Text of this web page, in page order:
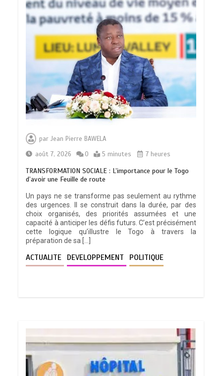
parJean Pierre BAWELA
août 7, 2026
0 5 minutes 7 heures
TRANSFORMATION SOCIALE : L’importance pour le Togo
d’avoir une Feuille de route
Un pays ne se transforme pas seulement au rythme
des urgences. Il se construit dans la durée, par des
choix organisés, des priorités assumées et une
capacité à anticiper les défis futurs. C’est précisément
cette logique qu’illustre le Togo à travers la
préparation de sa […]
ACTUALITE DEVELOPPEMENT POLITIQUE